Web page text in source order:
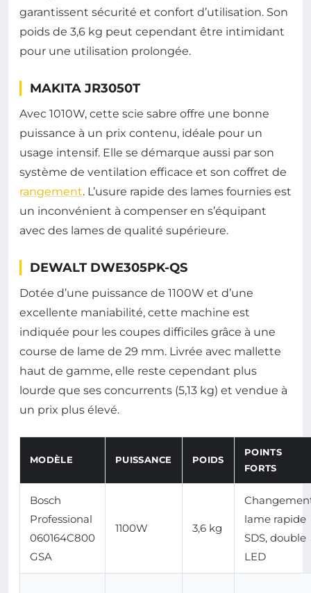
garantissent sécurité et confort d’utilisation. Son
poids de 3,6 kg peut cependant être intimidant
pour une utilisation prolongée.
MAKITA JR3050T
Avec 1010W, cette scie sabre offre une bonne
puissance à un prix contenu, idéale pour un
usage intensif. Elle se démarque aussi par son
système de ventilation efficace et son coffret de
rangement. L’usure rapide des lames fournies est
un inconvénient à compenser en s’équipant
avec des lames de qualité supérieure.
DEWALT DWE305PK-QS
Dotée d’une puissance de 1100W et d’une
excellente maniabilité, cette machine est
indiquée pour les coupes difficiles grâce à une
course de lame de 29 mm. Livrée avec mallette
haut de gamme, elle reste cependant plus
lourde que ses concurrents (5,13 kg) et vendue à
un prix plus élevé.
MODÈLE PUISSANCE POIDS
POINTS
FORTS
Bosch
Professional
060164C800
GSA
1100W 3,6 kg
lame rapide
SDS, double
LED